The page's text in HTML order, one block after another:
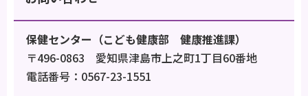
保健センター（こども健康部 健康推進課）
〒496-0863 愛知県津島市上之町1丁目60番地
電話番号：0567-23-1551